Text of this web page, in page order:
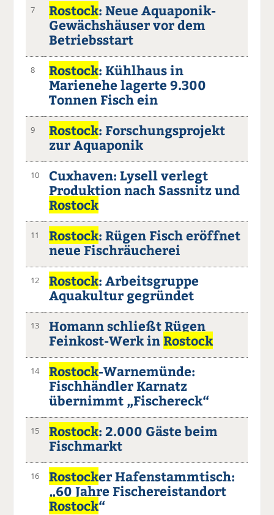
7 Rostock: Neue Aquaponik-
Gewächshäuser vor dem
Betriebsstart
8 Rostock: Kühlhaus in
Marienehe lagerte 9.300
Tonnen Fisch ein
9 Rostock: Forschungsprojekt
zur Aquaponik
10
Cuxhaven: Lysell verlegt
Produktion nach Sassnitz und
Rostock
11 Rostock: Rügen Fisch eröffnet
neue Fischräucherei
12 Rostock: Arbeitsgruppe
Aquakultur gegründet
13
Homann schließt Rügen
Feinkost-Werk inRostock
14 Rostock-Warnemünde:
Fischhändler Karnatz
übernimmt „Fischereck“
15 Rostock: 2.000 Gäste beim
Fischmarkt
16 Rostocker Hafenstammtisch:
„60 Jahre Fischereistandort
Rostock“